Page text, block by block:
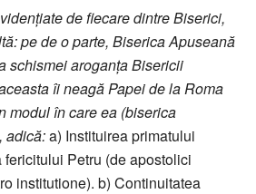
de fiecare dintre Biserici,
pe de o parte, Biserica Apuseană
schismei aroganța Bisericii
îi neagă Papei de la Roma
modul în care ea (biserica
adică:a) Instituirea primatului
Petru (de apostolici
institutione). b) Continuitatea